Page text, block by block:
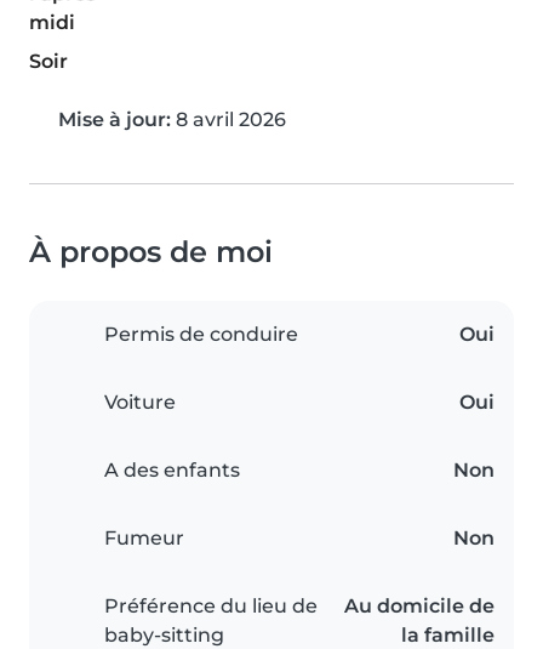
midi
Soir
Mise à jour: 8 avril 2026
À propos de moi
Permis de conduire Oui
Voiture Oui
A des enfants Non
Fumeur Non
Préférence du lieu de
baby-sitting
Au domicile de
la famille